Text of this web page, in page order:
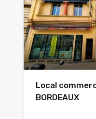
Local
BORDEAUX